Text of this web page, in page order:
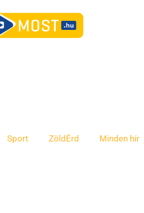
Sport ZöldÉrd Minden hír